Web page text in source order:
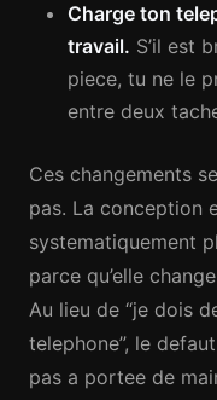
Charge ton
travail. S’il est
piece, tu ne le
entre deux
Ces changements
pas. La conception
systematiquement
parce qu’elle
Au lieu de “je dois
telephone”, le
pas a portee de